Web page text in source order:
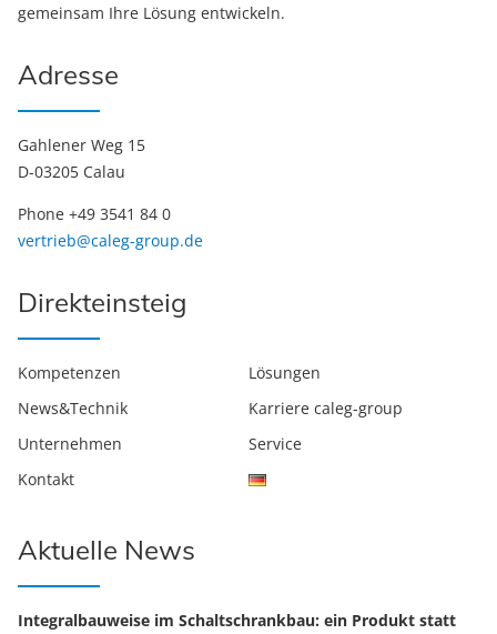
gemeinsam Ihre Lösung entwickeln.
Adresse
Gahlener Weg 15
D-03205 Calau
Phone +49 3541 84 0
vertrieb@caleg-group.de
Direkteinsteig
Kompetenzen
Lösungen
News&Technik
Karriere caleg-group
Unternehmen
Service
Kontakt
Aktuelle News
Integralbauweise im Schaltschrankbau: ein Produkt statt